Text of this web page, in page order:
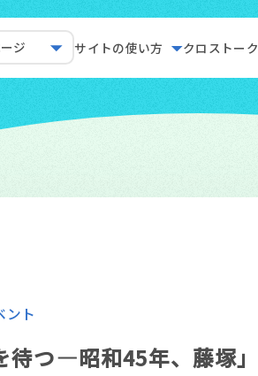
ジ サイトの使い方 クロストーク
ント
待つ―昭和45年、藤塚」